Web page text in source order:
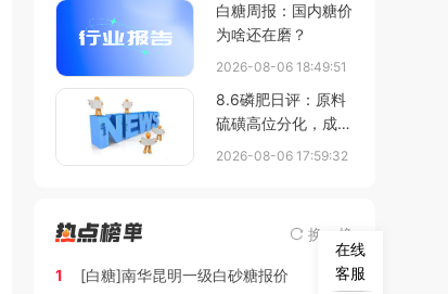
白糖周报：国内糖价
为啥还在磨？
2026-08-06 18:49:51
8.6磷肥日评：原料
硫磺高位分化，成本
支撑与需求疲弱持续
2026-08-06 17:59:32
换一换
1 [白糖]南华昆明一级白砂糖报价
在线
客服